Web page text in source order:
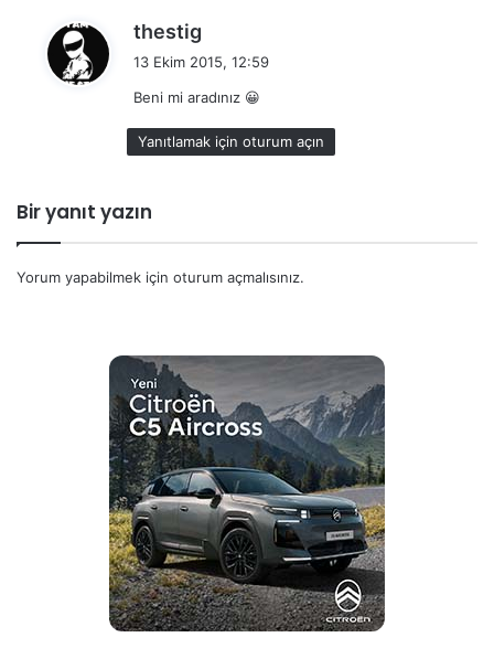
thestig
i
k
i
13 Ekim 2015, 12:59
Beni mi aradınız 😀
Yanıtlamak için oturum açın
Bir yanıt yazın
Yorum yapabilmek için oturum açmalısınız.